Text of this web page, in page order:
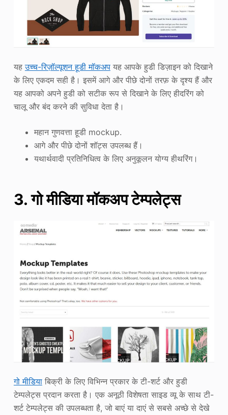
यहउच्च-रिज़ॉल्यूशन हूडी मॉकअपयह आपके हुडी डिज़ाइन को दिखाने
के लिए एकदम सही है। इसमें आगे और पीछे दोनों तरफ़ के दृश्य हैं और
यह आपको अपने हुडी को सटीक रूप से दिखाने के लिए हीदरिंग को
चालू और बंद करने की सुविधा देता है।
महान गुणवत्ता हूडी mockup.
आगे और पीछे दोनों शॉट्स उपलब्ध हैं।
यथार्थवादी प्रतिनिधित्व के लिए अनुकूलन योग्य हीथरिंग।
3. गो मीडिया मॉकअप टेम्पलेट्स
गो मीडियाबिक्री के लिए विभिन्न प्रकार के टी-शर्ट और हुडी
टेम्पलेट्स प्रदान करता है। एक अनूठी विशेषता साइड व्यू के साथ टी-
शर्ट टेम्पलेट्स की उपलब्धता है, जो बाएं या दाएं से सबसे अच्छे से देखे